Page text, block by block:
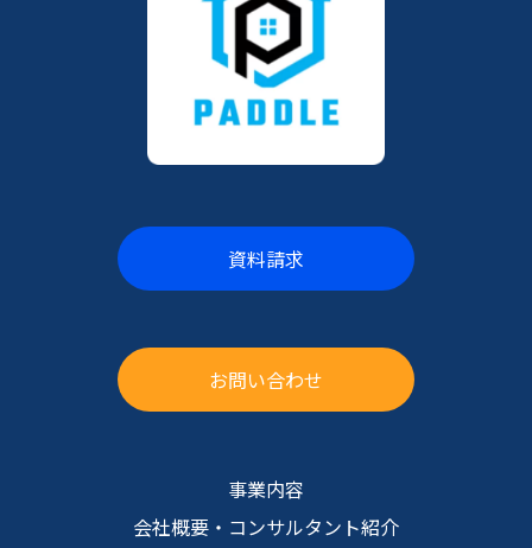
各種条件について、貴社ご要望に合わせてご相談可
・関連データの受領
・KPI確認
・事業全体の把握
・各種業務プロセスヒアリング
・収益拡大効果
資料請求
お問い合わせ
事業内容
会社概要 ・コンサルタント紹介